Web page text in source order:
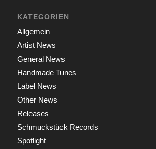
KATEGORIEN
Allgemein
Artist News
General News
Handmade Tunes
Label News
Other News
Releases
Schmuckstück Records
Spotlight